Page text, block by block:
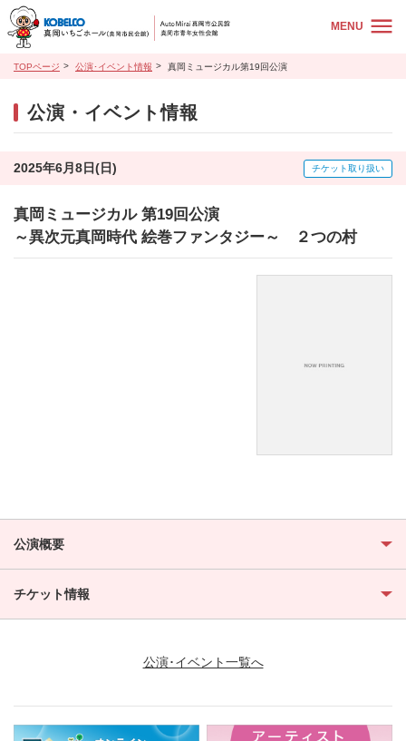
MENU
TOPページ 公演･イベント情報 真岡ミュージカル第19回公演
公演・イベント情報
2025年6月8日(日) チケット取り扱い
真岡ミュージカル 第19回公演
～異次元真岡時代 絵巻ファンタジー～ ２つの村
公演概要
チケット情報
公演･イベント一覧へ